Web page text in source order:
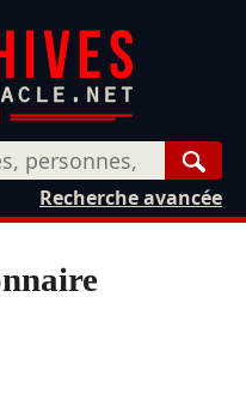
Recherche avancée